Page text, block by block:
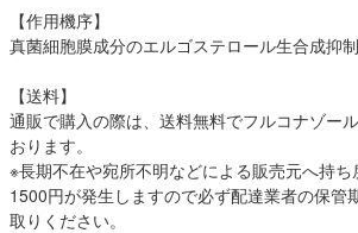
【作用機序】
真菌細胞膜成分のエルゴステロール生合成抑
【送料】
通販で購入の際は、送料無料でフルコナゾー
おります。
※長期不在や宛所不明などによる販売元へ持
1500円が発生しますので必ず配達業者の保管
取りください。